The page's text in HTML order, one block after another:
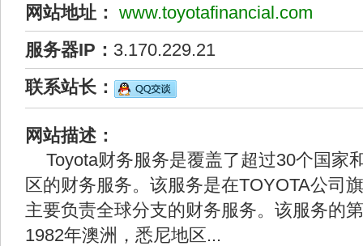
网站地址： www.toyotafinancial.com
服务器IP： 3.170.229.21
联系站长：
网站描述：
Toyota财务服务是覆盖了超过30个国家
区的财务服务。该服务是在TOYOTA公司
主要负责全球分支的财务服务。该服务的
1982年澳洲，悉尼地区...